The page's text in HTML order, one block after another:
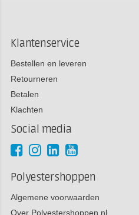
Klantenservice
Bestellen en leveren
Retourneren
Betalen
Klachten
Social media
Polyestershoppen
Algemene voorwaarden
Over Polyestershoppen.nl